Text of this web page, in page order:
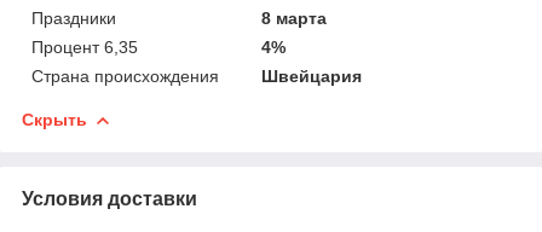
Праздники
8 марта
Процент 6,35
4%
Страна происхождения
Швейцария
Скрыть
Условия доставки